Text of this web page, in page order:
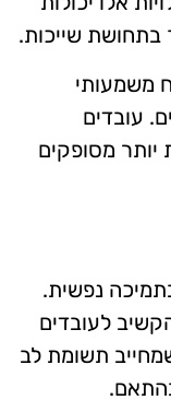
בתחושת שייכות.
משמעותי
עובדים
יותר מסופקים
נפשית.
לעובדים
תשומת לב